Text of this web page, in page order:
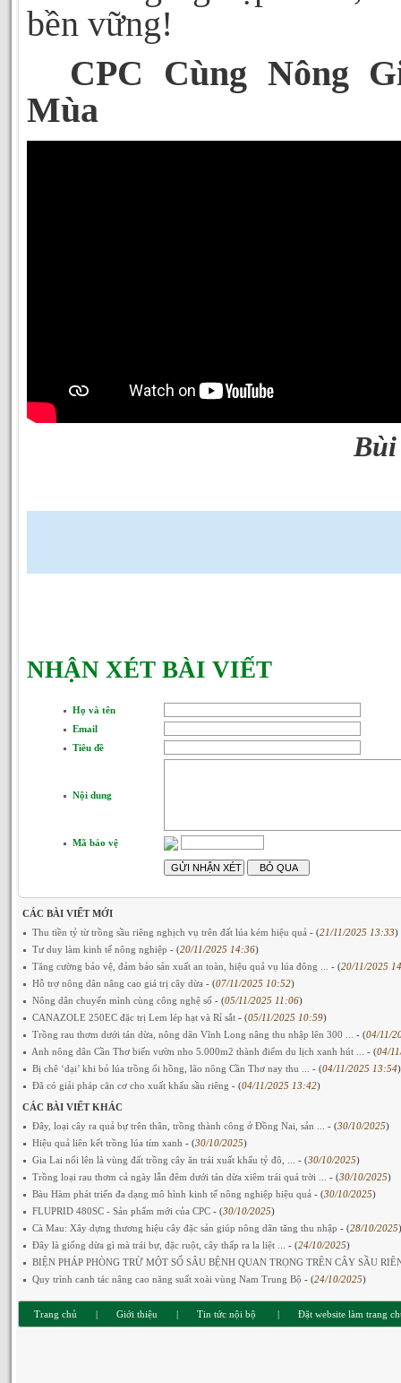
bền vững!
CPC Cùng Nông
Mùa
Bùi
NHẬN XÉT BÀI VIẾT
Họ và tên
Email
Tiêu đề
Nội dung
Mã bảo vệ
CÁC BÀI VIẾT MỚI
Thu tiền tỷ từ trồng sầu riêng nghịch vụ trên đất lúa kém hiệu quả - (21/11/2025 13:33)
Tư duy làm kinh tế nông nghiệp - (20/11/2025 14:36)
Tăng cường bảo vệ, đảm bảo sản xuất an toàn, hiệu quả vụ lúa đông ... - (20/11/2025
Hỗ trợ nông dân nâng cao giá trị cây dừa - (07/11/2025 10:52)
Nông dân chuyển mình cùng công nghệ số - (05/11/2025 11:06)
CANAZOLE 250EC đặc trị Lem lép hạt và Rỉ sắt - (05/11/2025 10:59)
Trồng rau thơm dưới tán dừa, nông dân Vĩnh Long nâng thu nhập lên 300 ... - (04/11/
Anh nông dân Cần Thơ biến vườn nho 5.000m2 thành điểm du lịch xanh hút ... - (04/
Bị chê ‘dại’ khi bỏ lúa trồng ổi hồng, lão nông Cần Thơ nay thu ... - (04/11/2025 13:54)
Đã có giải pháp căn cơ cho xuất khẩu sầu riêng - (04/11/2025 13:42)
CÁC BÀI VIẾT KHÁC
Đây, loại cây ra quả bự trên thân, trồng thành công ở Đồng Nai, sản ... - (30/10/2025)
Hiệu quả liên kết trồng lúa tím xanh - (30/10/2025)
Gia Lai nổi lên là vùng đất trồng cây ăn trái xuất khẩu tỷ đô, ... - (30/10/2025)
Trồng loại rau thơm cả ngày lẫn đêm dưới tán dừa xiêm trái quá trời ... - (30/10/2025)
Bàu Hàm phát triển đa dạng mô hình kinh tế nông nghiệp hiệu quả - (30/10/2025)
FLUPRID 480SC - Sản phẩm mới của CPC - (30/10/2025)
Cà Mau: Xây dựng thương hiệu cây đặc sản giúp nông dân tăng thu nhập - (28/10/2025)
Đây là giống dừa gì mà trái bự, đặc ruột, cây thấp ra la liệt ... - (24/10/2025)
BIỆN PHÁP PHÒNG TRỪ MỘT SỐ SÂU BỆNH QUAN TRỌNG TRÊN CÂY SẦU
Quy trình canh tác nâng cao năng suất xoài vùng Nam Trung Bộ - (24/10/2025)
Trang chủ | Giới thiệu | Tin tức nội bộ | Đặt website làm trang